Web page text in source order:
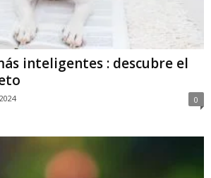
inteligentes : descubre el
0